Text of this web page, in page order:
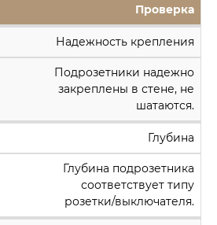
Проверка
Надежность крепления
Подрозетники надежно
закреплены в стене, не
шатаются.
Глубина
Глубина подрозетника
соответствует типу
розетки/выключателя.